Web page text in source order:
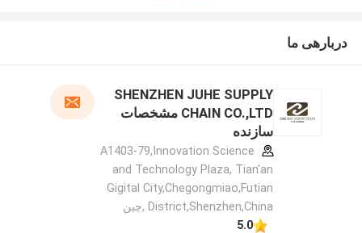
دربارهی ما
SHENZHEN JUHE SUPPLY
CHAIN CO.,LTD مشخصات
سازنده
A1403-79,Innovation Science
and Technology Plaza, Tian'an
Gigital City,Chegongmiao,Futian
District,Shenzhen,China ,چین
5.0